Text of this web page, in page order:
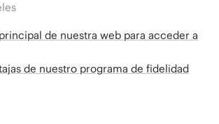
de nuestra web para acceder a
de nuestro programa de fidelidad